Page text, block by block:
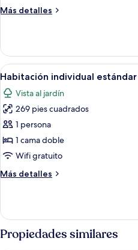
Más detalles
Más
doble
Abrir
todas
las
fotos
de
Habitación
individual
5
Habitación individual estándar
Vista al jardín
269 pies cuadrados
1 persona
1 cama doble
Wifi gratuito
Más detalles
Más
individual
estándar
Propiedades similares